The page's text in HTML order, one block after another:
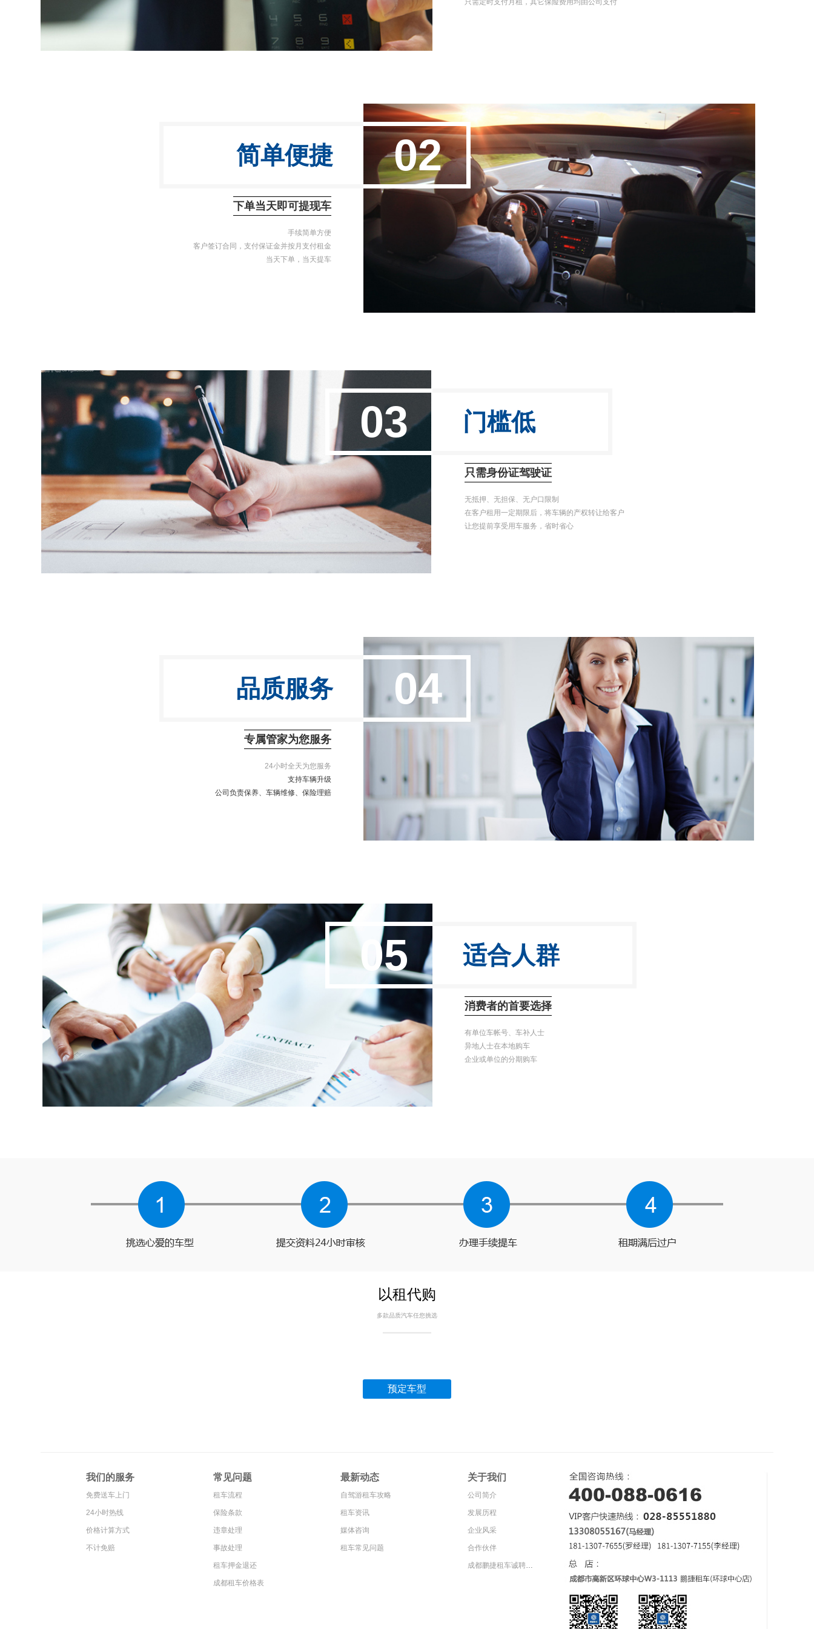
只需定时支付月租，其它保险费用均由公司支付
简单便捷 02
下单当天即可提现车
手续简单方便
客户签订合同，支付保证金并按月支付租金
当天下单，当天提车
03 门槛低
只需身份证驾驶证
无抵押、无担保、无户口限制
在客户租用一定期限后，将车辆的产权转让给客户
让您提前享受用车服务，省时省心
品质服务 04
专属管家为您服务
24小时全天为您服务
支持车辆升级
公司负责保养、车辆维修、保险理赔
05 适合人群
消费者的首要选择
有单位车帐号、车补人士
异地人士在本地购车
企业或单位的分期购车
以租代购
多款品质汽车任您挑选
预定车型
4 退还车辆 关于我们
公司简介
发展历程
企业风采
合作伙伴
成都鹏捷租车诚聘精英商务司机
最新动态
自驾游租车攻略
租车资讯
媒体咨询
租车常见问题
常见问题
租车流程
保险条款
违章处理
事故处理
租车押金退还
成都租车价格表
我们的服务
免费送车上门
24小时热线
价格计算方式
不计免赔